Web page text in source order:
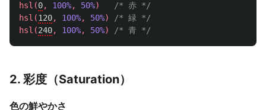
hsl (0, 100%, 50%)
/* 赤 */
hsl (120, 100%, 50%)
/* 緑 */
hsl (240, 100%, 50%) /* 青 */
2. 彩度（Saturation）
色の鮮やかさ